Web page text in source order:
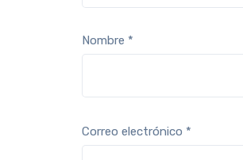
Nombre *
Correo electrónico *